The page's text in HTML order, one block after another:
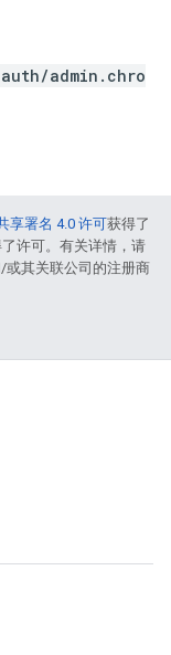
admin.chro
享署名 4.0 许可获得了
许可。有关详情，请
或其关联公司的注册商